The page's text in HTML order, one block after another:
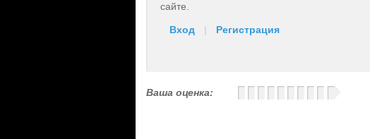
сайте.
Вход | Регистрация
Ваша оценка: